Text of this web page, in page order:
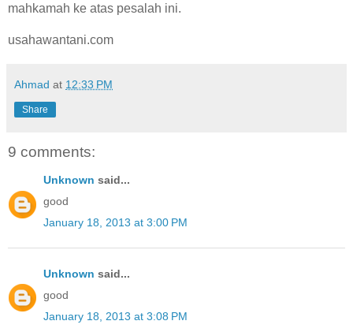
mahkamah ke atas pesalah ini.
usahawantani.com
Ahmad at 12:33 PM
Share
9 comments:
Unknown said...
good
January 18, 2013 at 3:00 PM
Unknown said...
good
January 18, 2013 at 3:08 PM